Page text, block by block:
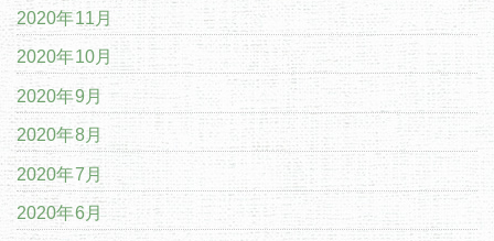
2020年11月
2020年10月
2020年9月
2020年8月
2020年7月
2020年6月